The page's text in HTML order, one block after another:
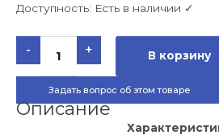
Доступность: Есть в наличии ✓
-
Количество
товара
Теплообменник
Zodiac
Heat
Line
+ В корзину
Задать вопрос об этом товаре
Описание